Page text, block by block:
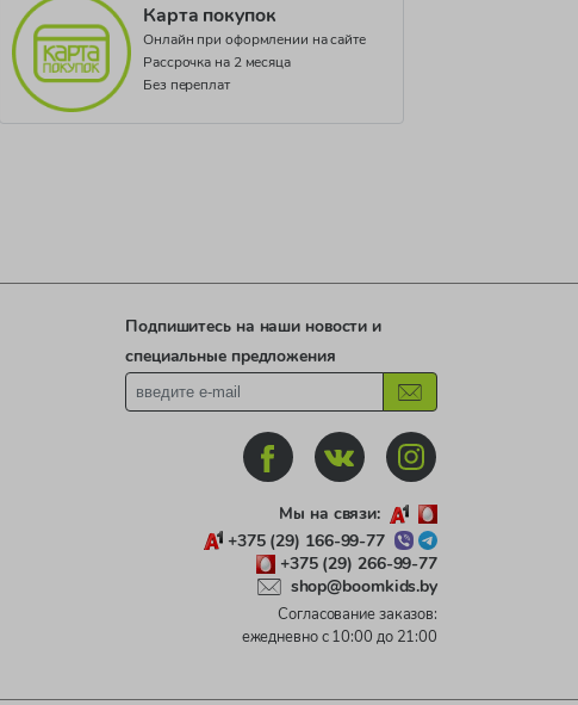
Карта покупок
Онлайн при оформлении на сайте
Рассрочка на 2 месяца
Без переплат
Подпишитесь на наши новости и
специальные предложения
Мы на связи:
+375 (29) 166-99-77
+375 (29) 266-99-77
shop@boomkids.by
Согласование заказов:
ежедневно с 10:00 до 21:00